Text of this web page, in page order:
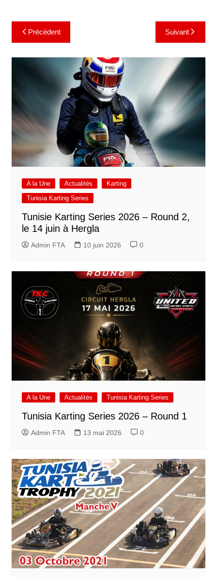
Navigation
de
l’article
Précédent Suivant
A la Une Actualités
Karting
Tunisia Karting Series
Tunisie Karting Series 2026 – Round 2,
le 14 juin à Hergla
Admin FTA 10 juin 2026 0
A la Une Actualités Tunisia Karting Series
Tunisia Karting Series 2026 – Round 1
Admin FTA 13 mai 2026 0